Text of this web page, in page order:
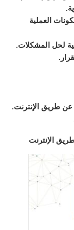
العملية
لحل المشكلات.
عن طريق الإنترنت.
الإنترنت